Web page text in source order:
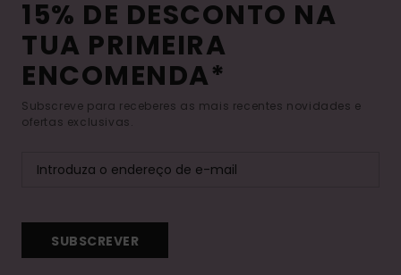
15% DE DESCONTO NA
TUA PRIMEIRA
ENCOMENDA*
Subscreve para receberes as mais recentes novidades e
ofertas exclusivas.
SUBSCREVER